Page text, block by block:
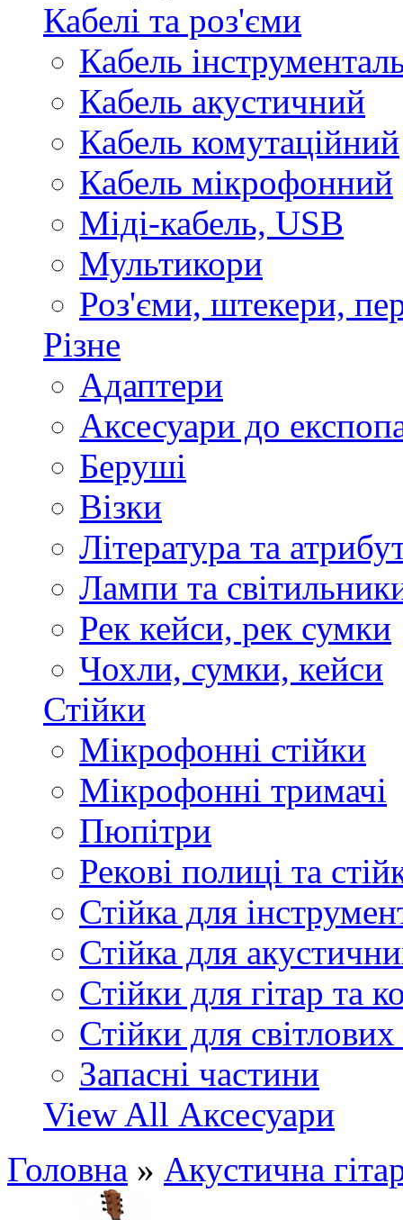
Кабелі та роз'єми
Кабель
Кабель акустичний
Кабель комутаційний
Кабель мікрофонний
Міді-кабель, USB
Мультикори
Роз'єми, штекери,
Різне
Адаптери
Аксесуари до
Беруші
Візки
Література та
Лампи та
Рек кейси, рек сумки
Чохли, сумки, кейси
Стійки
Мікрофонні стійки
Мікрофонні тримачі
Пюпітри
Рекові полиці та
Стійка для
Стійка для
Стійки для гітар та
Стійки для
Запасні частини
View All Аксесуари
Головна » Акустична